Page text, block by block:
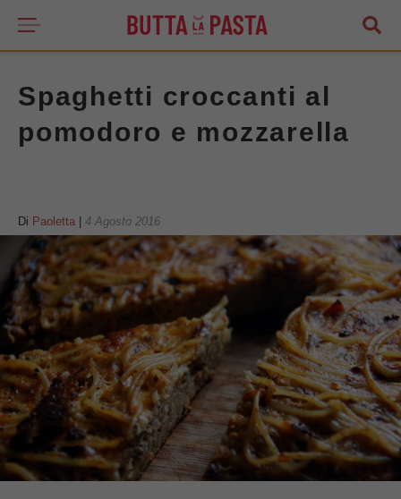
Spaghetti croccanti al
pomodoro e mozzarella
Di Paoletta 4 Agosto 2016